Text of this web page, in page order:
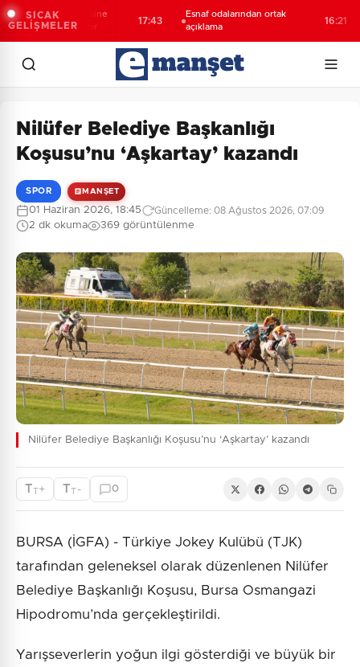
SICAK
GELİŞMELER
kombine
tarihi rekor
17:43
Esnaf odalarından ortak
açıklama
16:21
Nilüfer Belediye Başkanlığı
Koşusu’nu ‘Aşkartay’ kazandı
SPOR MANŞET
01 Haziran 2026, 18:45 Güncelleme: 08 Ağustos 2026, 07:09
2 dk okuma 369 görüntülenme
Nilüfer Belediye Başkanlığı Koşusu’nu ‘Aşkartay’ kazandı
TT+ TT - 0
BURSA (İGFA) - Türkiye Jokey Kulübü (TJK)
tarafından geleneksel olarak düzenlenen Nilüfer
Belediye Başkanlığı Koşusu, Bursa Osmangazi
Hipodromu’nda gerçekleştirildi.
Yarışseverlerin yoğun ilgi gösterdiği ve büyük bir